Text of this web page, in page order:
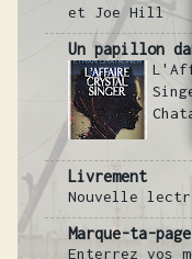
et Joe Hill
Un papillon
Livrement
Nouvelle
Marque-ta-page
Enterrez vos